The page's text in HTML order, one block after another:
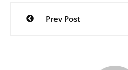
Post
navigation
Prev Post